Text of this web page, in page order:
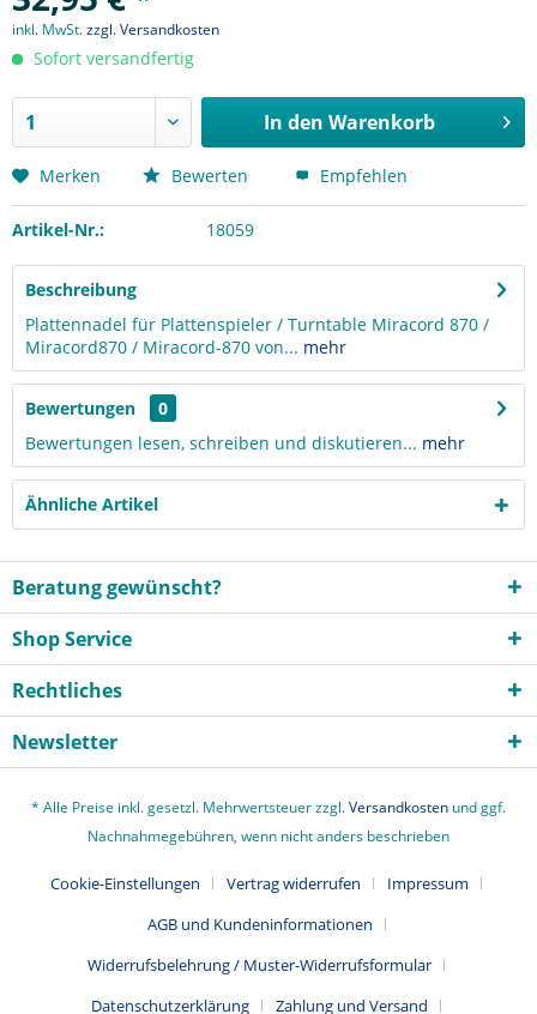
inkl. MwSt.zzgl. Versandkosten
Sofort versandfertig
In den Warenkorb
Merken Bewerten Empfehlen
Artikel-Nr.: 18059
Beschreibung
Plattennadel für Plattenspieler / Turntable Miracord 870 /
Miracord870 / Miracord-870 von... mehr
Bewertungen
0
Bewertungen lesen, schreiben und diskutieren... mehr
Ähnliche Artikel
Beratung gewünscht?
Shop Service
Rechtliches
Newsletter
* Alle Preise inkl. gesetzl. Mehrwertsteuer zzgl.Versandkosten und ggf.
Nachnahmegebühren, wenn nicht anders beschrieben
Cookie-Einstellungen Vertrag widerrufen
Impressum
AGB und Kundeninformationen
Widerrufsbelehrung / Muster-Widerrufsformular
Datenschutzerklärung
Zahlung und Versand